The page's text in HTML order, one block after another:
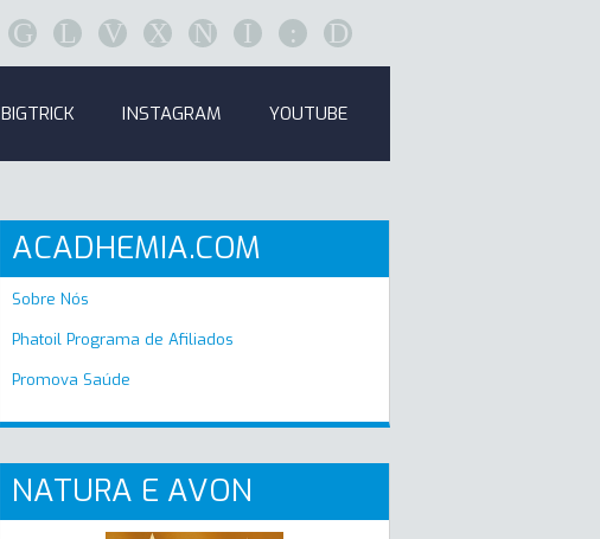
G L V X N I : D
BIGTRICK INSTAGRAM YOUTUBE
ACADHEMIA.COM
Sobre Nós
Phatoil Programa de Afiliados
Promova Saúde
NATURA E AVON